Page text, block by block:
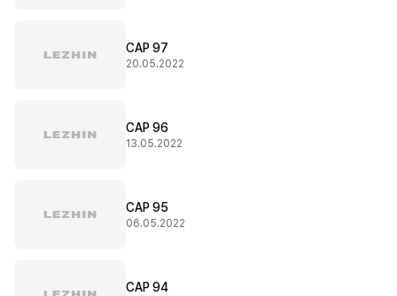
CAP 97
20.05.2022
CAP 96
13.05.2022
CAP 95
06.05.2022
CAP 94